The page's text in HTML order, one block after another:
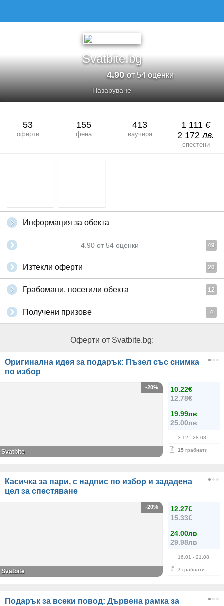
Svatbite.bg
4.90от 54 оценки
Пазаруване
53
оферти
155
фена
413
ваучера
1 111 €
2 172лв.
спестени
Информация за обекта
4.90 от 54 оценки 49
Изтекли оферти 20
Грабомани, посетили обекта 12
Получени призове 4
Оферти от Svatbite.bg:
Оригинална идея за подарък: Пъзел със снимка
по избор
10.22€
12.78€
19.99лв
25.00лв
3.12 - 28.08
15 грабнати
-20%
Svatbite
Касичка за пари, с надпис по избор и зададена
цел за спестяване
12.27€
15.33€
24.00лв
29.98лв
16.01 - 21.08
7 грабнати
-20%
Svatbite
Подарък за всеки повод: Дървена рамка за